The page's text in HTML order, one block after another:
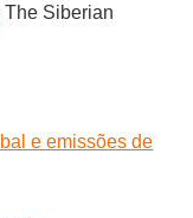
The Siberian
e emissões de